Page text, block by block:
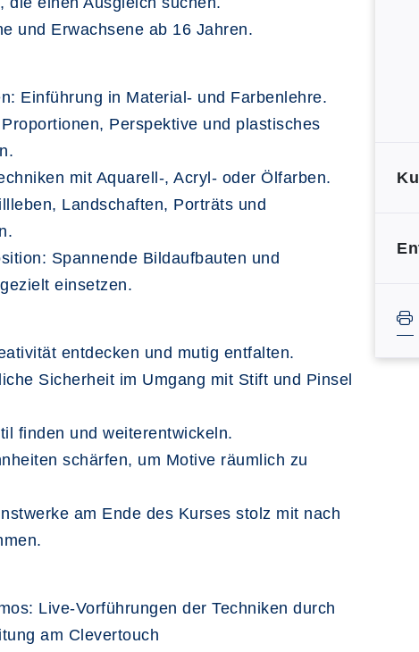
und Erwachsene ab 16 Jahren.
Einführung in Material- und Farbenlehre.
Perspektive und plastisches
mit Aquarell-, Acryl- oder Ölfarben.
Landschaften, Porträts und
Spannende Bildaufbauten und
einsetzen.
entdecken und mutig entfalten.
Sicherheit im Umgang mit Stift und Pinsel
finden und weiterentwickeln.
schärfen, um Motive räumlich zu
am Ende des Kurses stolz mit nach
Live-Vorführungen der Techniken durch
am Clevertouch